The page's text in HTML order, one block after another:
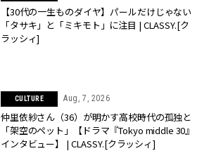
【30代の一生ものダイヤ】パールだけじゃない
「タサキ」と「ミキモト」に注目 | CLASSY.[ク
ラッシィ]
CULTURE Aug, 7, 2026
仲里依紗さん（36）が明かす高校時代の孤独と
「架空のペット」【ドラマ『Tokyo middle 30』
インタビュー】 | CLASSY.[クラッシィ]